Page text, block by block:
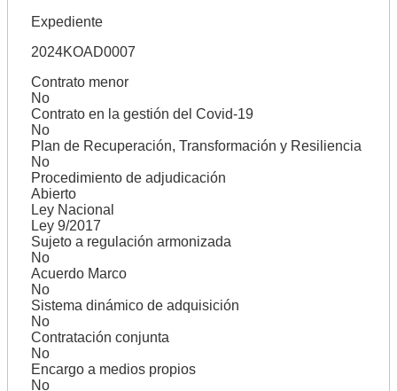
Expediente
2024KOAD0007
Contrato menor
No
Contrato en la gestión del Covid-19
No
Plan de Recuperación, Transformación y Resiliencia
No
Procedimiento de adjudicación
Abierto
Ley Nacional
Ley 9/2017
Sujeto a regulación armonizada
No
Acuerdo Marco
No
Sistema dinámico de adquisición
No
Contratación conjunta
No
Encargo a medios propios
No